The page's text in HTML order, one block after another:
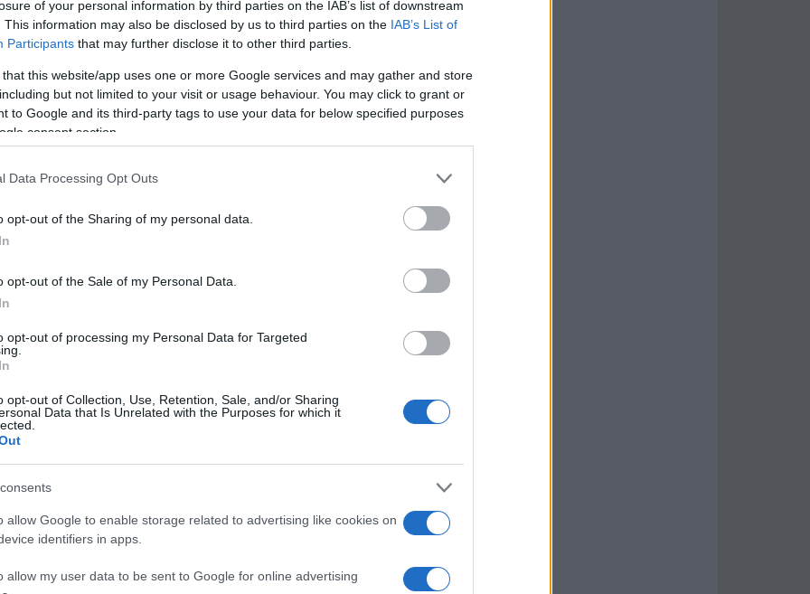
of your personal information by third parties on the IAB’s list of downstream
This information may also be disclosed by us to third parties on the IAB’s List of
Participants that may further disclose it to other third parties.
that this website/app uses one or more Google services and may gather and store
but not limited to your visit or usage behaviour. You may click to grant or
to Google and its third-party tags to use your data for below specified purposes
consent section.
Data Processing Opt Outs
opt-out of the Sharing of my personal data.
opt-out of the Sale of my Personal Data.
opt-out of processing my Personal Data for Targeted
opt-out of Collection, Use, Retention, Sale, and/or Sharing
Data that Is Unrelated with the Purposes for which it
allow Google to enable storage related to advertising like cookies on
identifiers in apps.
allow my user data to be sent to Google for online advertising
al meglio. Poi lui quest’anno ha fatto un
che pensiamo a finire al meglio
contro il Benevento: “È una gara
quindi può esserci un po’ la testa alla
è già stato detto e messo in testa. Domani
percorso in campionato perché
sta attraversano un ottimo momento